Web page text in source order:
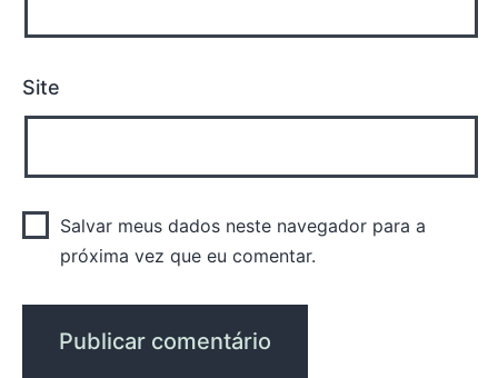
Site
Salvar meus dados neste navegador para a
próxima vez que eu comentar.